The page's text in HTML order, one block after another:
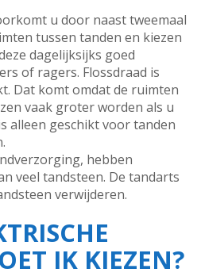
u door naast tweemaal
tussen tanden en kiezen
dagelijksijks goed
of ragers. Flossdraad is
Dat komt omdat de ruimten
vaak groter worden als u
alleen geschikt voor tanden
hebben
veel tandsteen. De tandarts
verwijderen.
IK KIEZEN?